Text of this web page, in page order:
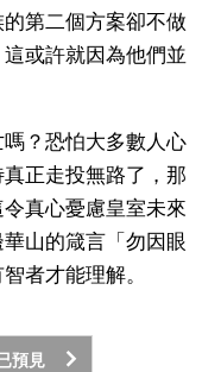
第二個方案卻不做
或許就因為他們並
？恐怕大多數人心
正走投無路了，那
真心憂慮皇室未來
山的箴言「勿因眼
者才能理解。
預見